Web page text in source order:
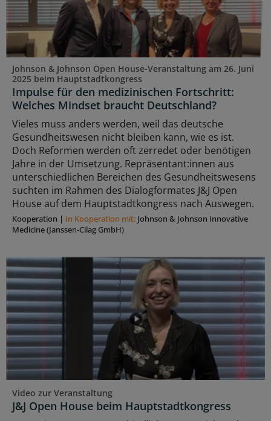
Johnson & Johnson Open House-Veranstaltung am 26. Juni
2025 beim Hauptstadtkongress
Impulse für den medizinischen Fortschritt:
Welches Mindset braucht Deutschland?
Vieles muss anders werden, weil das deutsche
Gesundheitswesen nicht bleiben kann, wie es ist.
Doch Reformen werden oft zerredet oder benötigen
Jahre in der Umsetzung. Repräsentant:innen aus
unterschiedlichen Bereichen des Gesundheitswesens
suchten im Rahmen des Dialogformates J&J Open
House auf dem Hauptstadtkongress nach Auswegen.
Kooperation | In Kooperation mit: Johnson & Johnson Innovative
Medicine (Janssen-Cilag GmbH)
Video zur Veranstaltung
J&J Open House beim Hauptstadtkongress